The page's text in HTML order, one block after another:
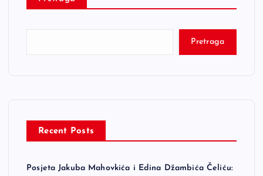
Pretraga
Recent Posts
Posjeta Jakuba Mahovkića i Edina Džambića Čeliću: